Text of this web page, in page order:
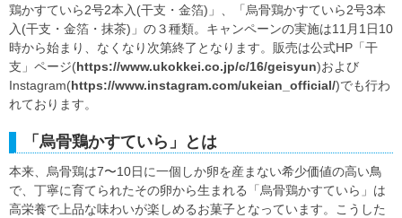
鶏かすていら2号2本入(干支・金箔)」、「烏骨鶏かすていら2号3本
入(干支・金箔・抹茶)」の３種類。キャンペーンの実施は11月1日10
時から始まり、なくなり次第終了となります。販売は公式HP「干
支」ページ(https://www.ukokkei.co.jp/c/16/geisyun)および
Instagram(https://www.instagram.com/ukeian_official/)でも行わ
れております。
「烏骨鶏かすていら」とは
本来、烏骨鶏は7〜10日に一個しか卵を産まない希少価値の高い鳥
で、丁寧に育てられたその卵から生まれる「烏骨鶏かすていら」は
高栄養で上品な味わいが楽しめるお菓子となっています。こうした